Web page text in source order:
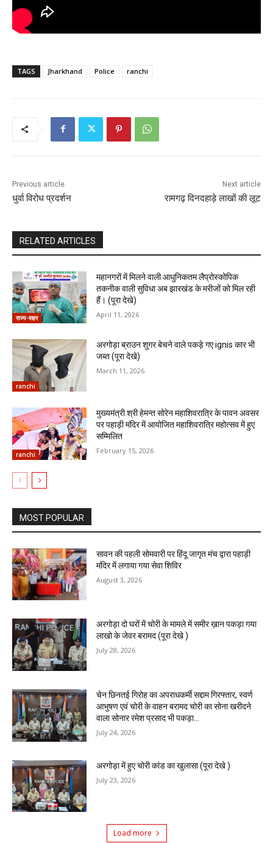
TAGS Jharkhand Police ranchi
Previous article
धुर्वा विरोध प्रदर्शन
Next article
रामगढ़ दिनदहाड़े लाखों की लूट
RELATED ARTICLES
राज्य-शहर
महानगरों में मिलने वाली आधुनिकतम लैप्रोस्कोपिक
तकनीक वाली सुविधा अब झारखंड के मरीजों को मिल रही
हैं। (पूरा देखे)
April 11, 2026
ranchi
अरगोड़ा ब्राउन शुगर बेचने वाले पकड़े गए ignis कार भी
जब्त (पूरा देखे)
March 11, 2026
ranchi
मुख्यमंत्री श्री हेमन्त सोरेन महाशिवरात्रि के पावन अवसर
पर पहाड़ी मंदिर में आयोजित महाशिवरात्रि महोत्सव में हुए
सम्मिलित
February 15, 2026
MOST POPULAR
सावन की पहली सोमवारी पर हिंदू जागृत मंच द्वारा पहाड़ी
मंदिर में लगाया गया सेवा शिविर
August 3, 2026
अरगोड़ा दो घरों में चोरी के मामले में समीर ख़ान पकड़ा गया
लाखो के जेवर बरामद (पूरा देखे )
July 28, 2026
चेन छिनतई गिरोह का अपराधकर्मी सद्दाम गिरफ्तार, स्वर्ण
आभुषण एवं चोरी के वाहन बरामद चोरी का सोना खरीदने
वाला सोनार रमेश प्रसाद भी पकड़ा...
July 24, 2026
अरगोड़ा में हुए चोरी कांड का खुलासा (पूरा देखे )
July 23, 2026
Load more